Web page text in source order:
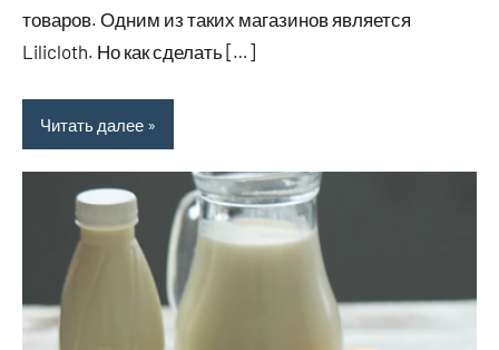
товаров. Одним из таких магазинов является
Lilicloth. Но как сделать […]
Читать далее